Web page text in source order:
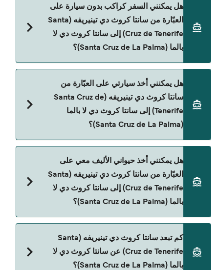
صفحة العروض لمعرفة أحدث التخفيضات.
هل يمكنني السفر كراكب بدون سيارة على
العبّارة من سانتا كروث دي تينيريفه (Santa
Cruz de Tenerife) إلى سانتا كروث دي لا
بالما (Santa Cruz de La Palma)؟
نعم، يمكنك السفر كراكب بدون سيارة من سانتا كروث
دي تينيريفه (Santa Cruz de Tenerife) إلى سانتا كروث
دي لا بالما (Santa Cruz de La Palma) مع:
Naviera Armas
هل يمكنني أخذ سيارتي على العبّارة من
سانتا كروث دي تينيريفه (Santa Cruz de
Tenerife) إلى سانتا كروث دي لا بالما
(Santa Cruz de La Palma)؟
نعم، يمكنك السفر مع سيارتك على العبّارة من سانتا
كروث دي لا بالما (Santa Cruz de La Palma) مع:
Naviera Armas
هل يمكنني أخذ حيواني الأليف معي على
العبّارة من سانتا كروث دي تينيريفه (Santa
Cruz de Tenerife) إلى سانتا كروث دي لا
بالما (Santa Cruz de La Palma)؟
كروث دي لا بالما (Santa Cruz de La Palma).
كم تبعد سانتا كروث دي تينيريفه (Santa
Cruz de Tenerife) عن سانتا كروث دي لا
بالما (Santa Cruz de La Palma)؟